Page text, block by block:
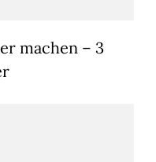
machen – 3